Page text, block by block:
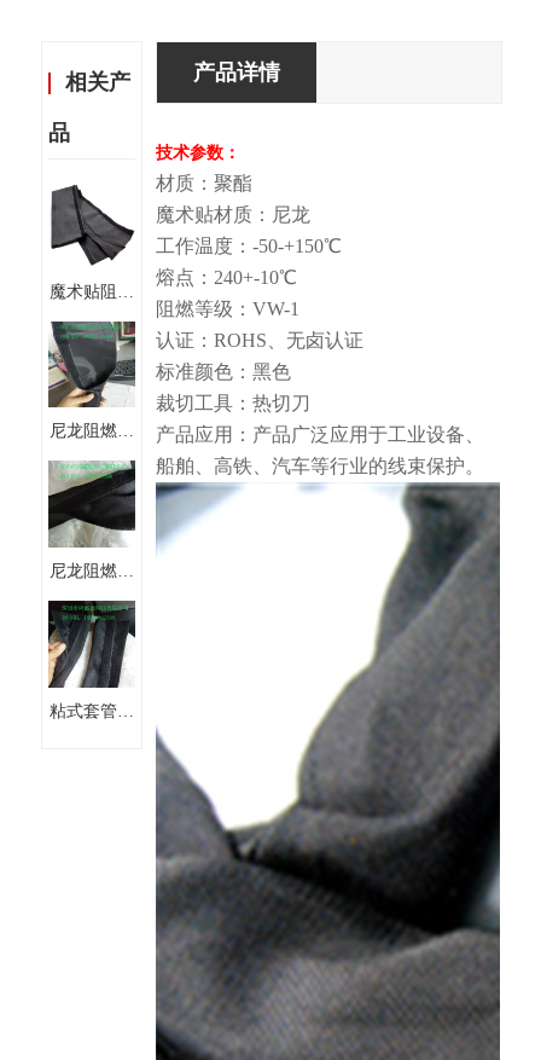
相关产
品
魔术贴阻燃
布套管 地
毯式套管
纺织套管
尼龙阻燃布
防火耐磨魔
术贴套管
尼龙阻燃布
魔术贴纺织
套管
粘式套管魔
产品详情
技术参数：
材质：聚酯
魔术贴材质：尼龙
工作温度：-50-+150℃
熔点：240+-10℃
阻燃等级：VW-1
认证：ROHS、无卤认证
标准颜色：黑色
裁切工具：热切刀
产品应用：产品广泛应用于工业设备、
船舶、高铁、汽车等行业的线束保护。